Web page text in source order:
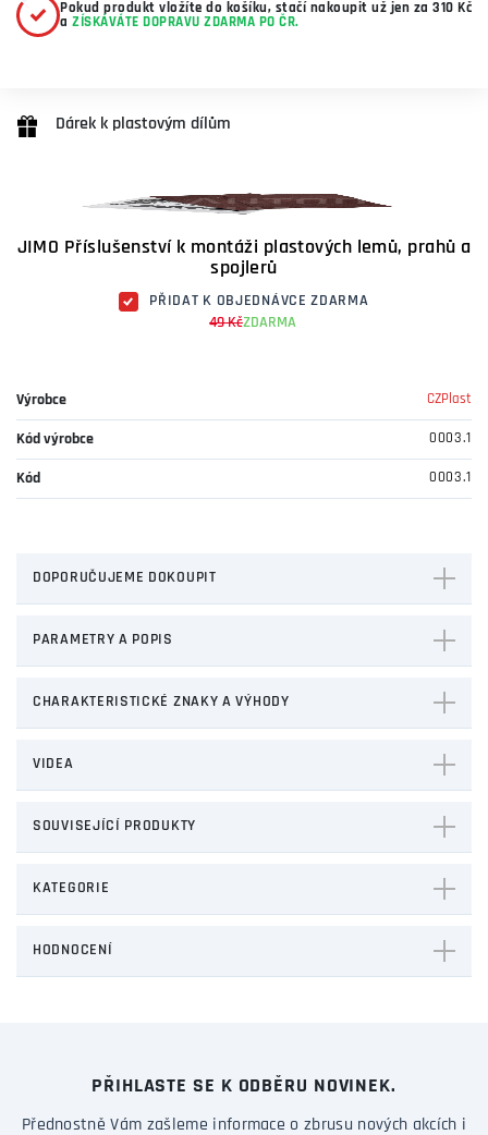
Pokud produkt vložíte do košíku, stačí nakoupit už jen za 310 Kč
a ZÍSKÁVÁTE DOPRAVU ZDARMA PO ČR.
Dárek k plastovým dílům
JIMO Příslušenství k montáži plastových lemů, prahů a
spojlerů
PŘIDAT K OBJEDNÁVCE ZDARMA
49 KčZDARMA
Výrobce CZPlast
Kód výrobce 0003.1
Kód 0003.1
DOPORUČUJEME DOKOUPIT
PARAMETRY A POPIS
CHARAKTERISTICKÉ ZNAKY A VÝHODY
VIDEA
SOUVISEJÍCÍ PRODUKTY
KATEGORIE
HODNOCENÍ
PŘIHLASTE SE K ODBĚRU NOVINEK.
Přednostně Vám zašleme informace o zbrusu nových akcích i